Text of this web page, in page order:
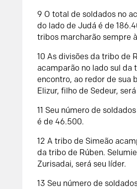
9 O total de soldados no
do lado de Judá é de
tribos marcharão sempre
10 As divisões da tribo de
acamparão no lado sul da
encontro, ao redor de sua
Elizur, filho de Sedeur,
11 Seu número de
é de 46.500.
12 A tribo de Simeão
da tribo de Rúben.
Zurisadai, será seu líder.
13 Seu número de